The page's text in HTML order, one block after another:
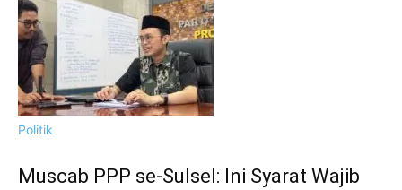
Politik
Muscab PPP se-Sulsel: Ini Syarat Wajib